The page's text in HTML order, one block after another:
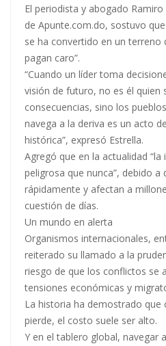
El periodista y abogado
de Apunte.com.do, sostuvo
se ha convertido en un terreno
pagan caro”.
“Cuando un líder toma
visión de futuro, no es él quien
consecuencias, sino los
navega a la deriva es un acto
histórica”, expresó Estrella.
Agregó que en la actualidad
peligrosa que nunca”, debido a
rápidamente y afectan a
cuestión de días.
Un mundo en alerta
Organismos internacionales,
reiterado su llamado a la
riesgo de que los conflictos se
tensiones económicas y
La historia ha demostrado que
pierde, el costo suele ser alto.
Y en el tablero global, navegar